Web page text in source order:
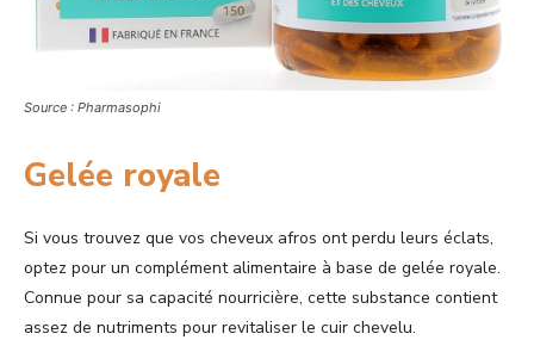
Source : Pharmasophi
Gelée royale
Si vous trouvez que vos cheveux afros ont perdu leurs éclats,
optez pour un complément alimentaire à base de gelée royale.
Connue pour sa capacité nourricière, cette substance contient
assez de nutriments pour revitaliser le cuir chevelu.